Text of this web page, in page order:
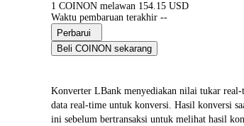
1 COINON melawan 154.15 USD
Waktu pembaruan terakhir --
Perbarui
Beli COINON sekarang
Konverter LBank menyediakan nilai tukar
data real-time untuk konversi. Hasil konversi
ini sebelum bertransaksi untuk melihat hasil